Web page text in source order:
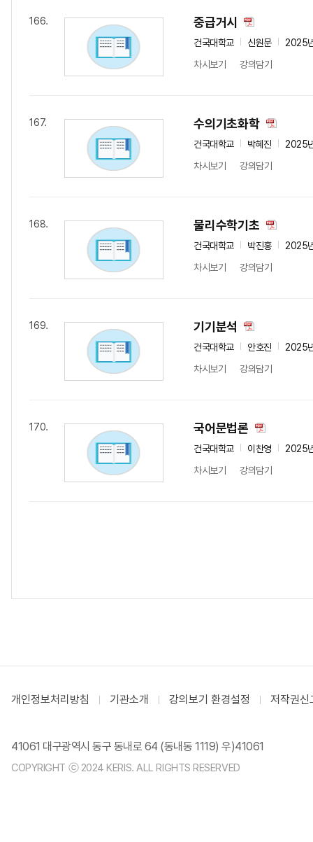
166. 중급거시
건국대학교 신원문
2025
차시보기
강의담기
167. 수의기초화학
건국대학교 박혜진
2025
차시보기
강의담기
168. 물리수학기초
건국대학교 박진홍
2025
차시보기
강의담기
169. 기기분석
건국대학교 안호진
2025
차시보기
강의담기
170. 국어문법론
건국대학교 이찬영
2025
차시보기
강의담기
개인정보처리방침 기관소개 강의보기 환경설정 저작권신
41061 대구광역시 동구 동내로 64 (동내동 1119) 우)41061
COPYRIGHT ⓒ 2024 KERIS. ALL RIGHTS RESERVED